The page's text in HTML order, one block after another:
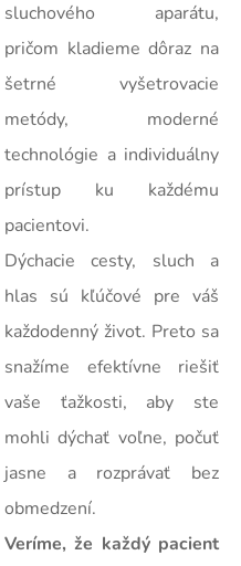
sluchového aparátu,
pričom kladieme dôraz na
šetrné vyšetrovacie
metódy, moderné
technológie a individuálny
prístup ku každému
pacientovi.
Dýchacie cesty, sluch a
hlas sú kľúčové pre váš
každodenný život. Preto sa
snažíme efektívne riešiť
vaše ťažkosti, aby ste
mohli dýchať voľne, počuť
jasne a rozprávať bez
obmedzení.
Veríme, že každý pacient